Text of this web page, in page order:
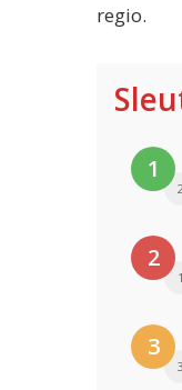
regio.
1
2
1
3
3